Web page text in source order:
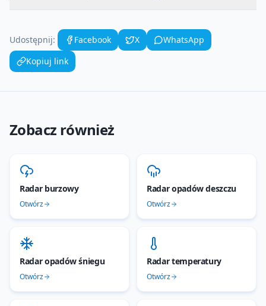
Udostępnij: Facebook X
WhatsApp
Kopiuj link
Zobacz również
Radar burzowy
Otwórz
Radar opadów deszczu
Otwórz
Radar opadów śniegu
Otwórz
Radar temperatury
Otwórz